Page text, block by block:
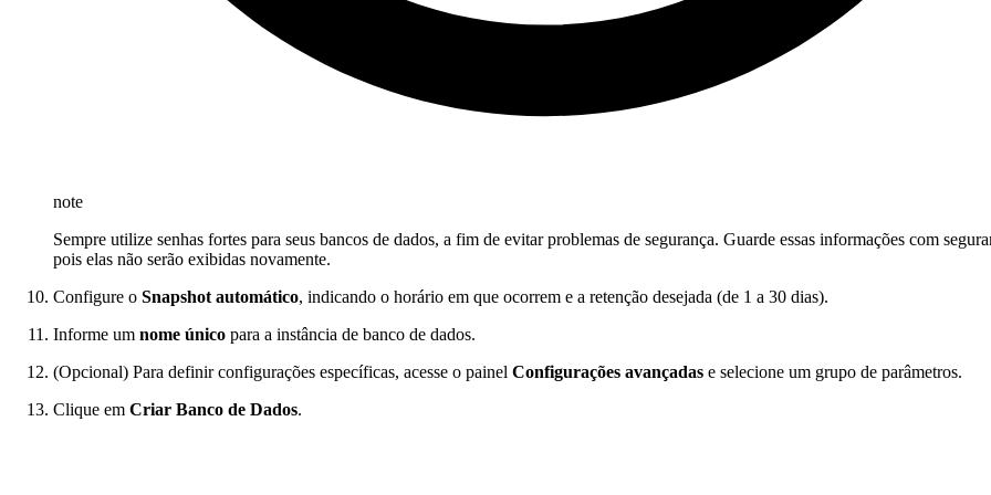
note
Sempre utilize senhas fortes para seus bancos de dados, a fim de evitar problemas de segurança. Guarde essas informações com
pois elas não serão exibidas novamente.
Configure o Snapshot automático, indicando o horário em que ocorrem e a retenção desejada (de 1 a 30 dias).
Informe um nome único para a instância de banco de dados.
(Opcional) Para definir configurações específicas, acesse o painel Configurações avançadas e selecione um grupo de parâmetros.
Clique em Criar Banco de Dados.